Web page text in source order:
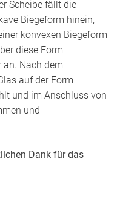
Scheibe fällt die
Biegeform hinein,
konvexen Biegeform
diese Form
an. Nach dem
auf der Form
und im Anschluss von
und
Dank für das